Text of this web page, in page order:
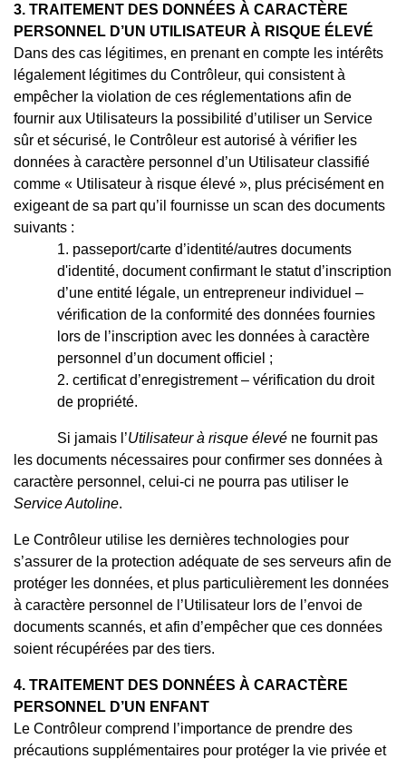
3. TRAITEMENT DES DONNÉES À CARACTÈRE
PERSONNEL D’UN UTILISATEUR À RISQUE ÉLEVÉ
Dans des cas légitimes, en prenant en compte les intérêts
légalement légitimes du Contrôleur, qui consistent à
empêcher la violation de ces réglementations afin de
fournir aux Utilisateurs la possibilité d’utiliser un Service
sûr et sécurisé, le Contrôleur est autorisé à vérifier les
données à caractère personnel d’un Utilisateur classifié
comme « Utilisateur à risque élevé », plus précisément en
exigeant de sa part qu’il fournisse un scan des documents
suivants :
1. passeport/carte d’identité/autres documents
d'identité, document confirmant le statut d’inscription
d’une entité légale, un entrepreneur individuel –
vérification de la conformité des données fournies
lors de l’inscription avec les données à caractère
personnel d’un document officiel ;
2. certificat d’enregistrement – vérification du droit
de propriété.
Si jamais l’Utilisateur à risque élevé ne fournit pas
les documents nécessaires pour confirmer ses données à
caractère personnel, celui-ci ne pourra pas utiliser le
Service Autoline.
Le Contrôleur utilise les dernières technologies pour
s’assurer de la protection adéquate de ses serveurs afin de
protéger les données, et plus particulièrement les données
à caractère personnel de l’Utilisateur lors de l’envoi de
documents scannés, et afin d’empêcher que ces données
soient récupérées par des tiers.
4. TRAITEMENT DES DONNÉES À CARACTÈRE
PERSONNEL D’UN ENFANT
Le Contrôleur comprend l’importance de prendre des
précautions supplémentaires pour protéger la vie privée et